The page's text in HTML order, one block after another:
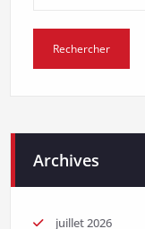
Archives
juillet 2026